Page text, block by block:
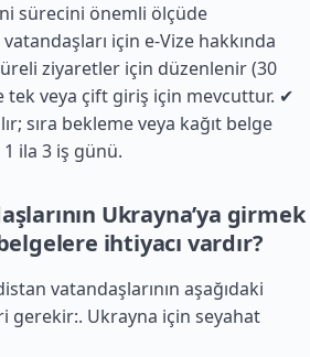
sürecini önemli ölçüde
için e-Vize hakkında
ziyaretler için düzenlenir (30
tek veya çift giriş için mevcuttur. ✔
sıra bekleme veya kağıt belge
ila 3 iş günü.
Ukrayna’ya girmek
ihtiyacı vardır?
vatandaşlarının aşağıdaki
gerekir:. Ukrayna için seyahat